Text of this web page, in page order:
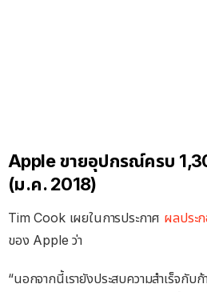
Apple ขายอุปกรณ์ครบ
(ม.ค. 2018)
Tim Cook เผยในการประกาศ ผลประ
ของ Apple ว่า
“นอกจากนี้เรายังประสบความสำเร็จกั